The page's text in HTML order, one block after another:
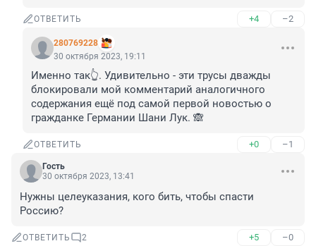
ОТВЕТИТЬ +4 –2
280769228
30 октября 2023, 19:11
Именно так👆. Удивительно - эти трусы дважды
блокировали мой комментарий аналогичного
содержания ещё под самой первой новостью о
гражданке Германии Шани Лук. 🙈
ОТВЕТИТЬ +0 –1
Гость
30 октября 2023, 13:41
Нужны целеуказания, кого бить, чтобы спасти
Россию?
ОТВЕТИТЬ 2 +5 –0